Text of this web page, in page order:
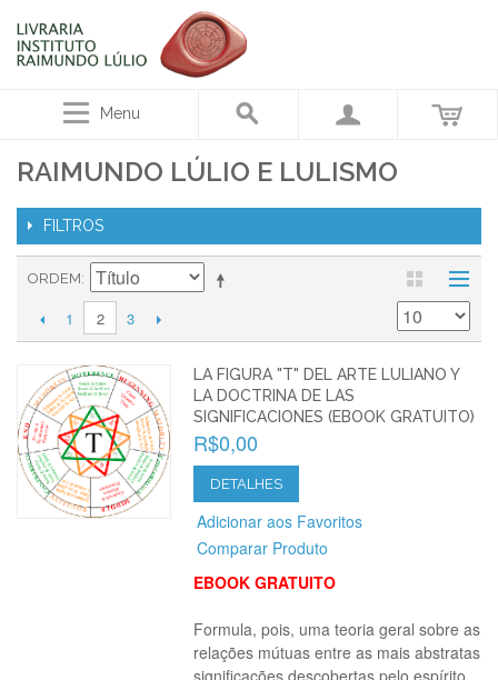
Menu
RAIMUNDO LÚLIO E LULISMO
FILTROS
ORDEM
1 2 3
LA FIGURA "T" DEL ARTE LULIANO Y
LA DOCTRINA DE LAS
SIGNIFICACIONES (EBOOK GRATUITO)
R$0,00
DETALHES
Adicionar aos Favoritos
Comparar Produto
EBOOK GRATUITO
Formula, pois, uma teoria geral sobre as
relações mútuas entre as mais abstratas
significações descobertas pelo espírito